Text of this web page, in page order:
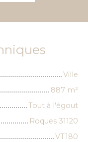
Ville
887 m²
Tout à l'égout
Roques 31120
VT180